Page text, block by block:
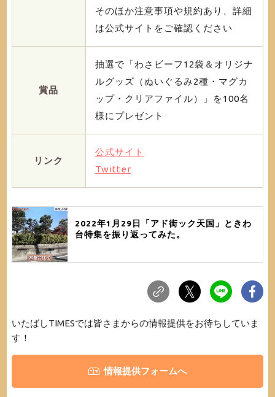
そのほか注意事項や規約あり、詳細
は公式サイトをご確認ください
賞品
抽選で「わさビーフ12袋＆オリジナ
ルグッズ（ぬいぐるみ2種・マグカ
ップ・クリアファイル）」を100名
様にプレゼント
リンク
公式サイト
Twitter
2022年1月29日「アド街ック天国」ときわ
台特集を振り返ってみた。
いたばしTIMESでは皆さまからの情報提供をお待ちしていま
す！
情報提供フォームへ